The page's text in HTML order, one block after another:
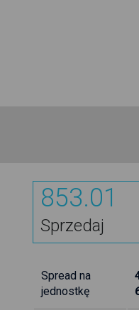
853.01
Sprzedaj
Spread na
jednostkę